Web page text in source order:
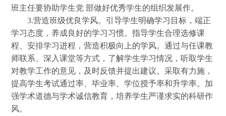
班主任要协助学生党 部做好优秀学生的组织发展作。
3.营造班级优良学风。引导学生明确学习目标，端正
学习态度，养成良好的学习习惯。指导学生合理选修课
程、安排学习进程，营造积极向上的学风。通过与任课教
师联系、深入课堂等方式，了解学生学习情况，听取学生
对教学工作的意见，及时反馈并提出建议。采取有力施，
提高学生考试通过率、毕业率、学位授予率和升学率。加
强学术道德与学术诚信教育，培养学生严谨求实的科研作
风。